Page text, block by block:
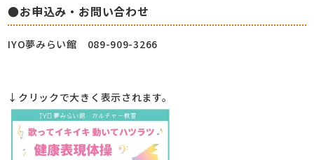
●お申込み・お問い合わせ
IYO夢みらい館 089-909-3266
↓クリックで大きく表示されます。